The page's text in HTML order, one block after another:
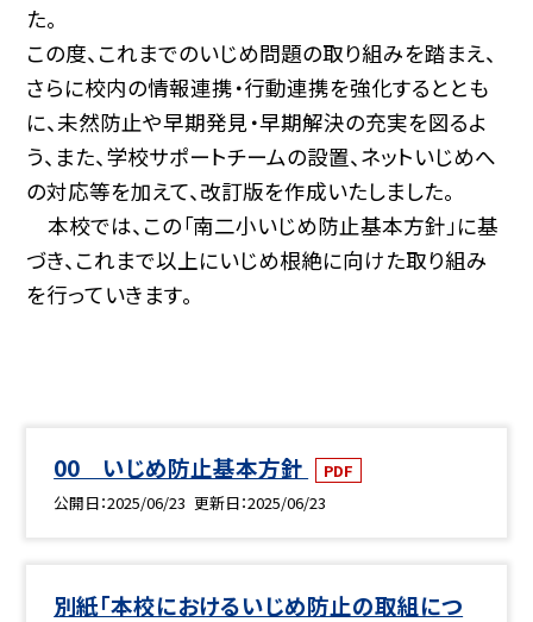
た。
この度、これまでのいじめ問題の取り組みを踏まえ、
さらに校内の情報連携・行動連携を強化するととも
に、未然防止や早期発見・早期解決の充実を図るよ
う、また、学校サポートチームの設置、ネットいじめへ
の対応等を加えて、改訂版を作成いたしました。
本校では、この「南二小いじめ防止基本方針」に基
づき、これまで以上にいじめ根絶に向けた取り組み
を行っていきます。
00 いじめ防止基本方針
PDF
公開日 2025/06/23 更新日 2025/06/23
別紙「本校におけるいじめ防止の取組につ